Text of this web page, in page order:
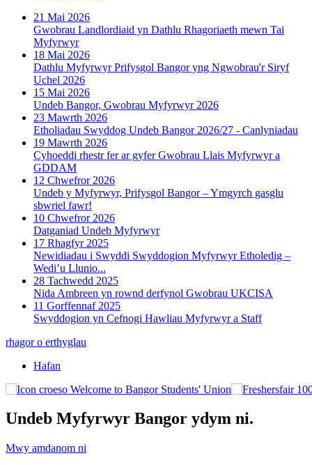
21 Mai 2026
Gwobrau Landlordiaid yn Dathlu Rhagoriaeth mewn Tai
Myfyrwyr
18 Mai 2026
Dathlu Myfyrwyr Prifysgol Bangor yng Ngwobrau'r Siryf
Uchel 2026
15 Mai 2026
Undeb Bangor, Gwobrau Myfyrwyr 2026
23 Mawrth 2026
Etholiadau Swyddog Undeb Bangor 2026/27 - Canlyniadau
19 Mawrth 2026
Cyhoeddi rhestr fer ar gyfer Gwobrau Llais Myfyrwyr a
GDDAM
12 Chwefror 2026
Undeb y Myfyrwyr, Prifysgol Bangor – Ymgyrch gasglu
sbwriel fawr!
10 Chwefror 2026
Datganiad Undeb Myfyrwyr
17 Rhagfyr 2025
Newidiadau i Swyddi Swyddogion Myfyrwyr Etholedig –
Wedi’u Llunio...
28 Tachwedd 2025
Nida Ambreen yn rownd derfynol Gwobrau UKCISA
11 Gorffennaf 2025
Swyddogion yn Cefnogi Hawliau Myfyrwyr a Staff
rhagor o erthyglau
Hafan
Welcome to Bangor Students' Union
Undeb Myfyrwyr Bangor ydym ni.
Mwy amdanom ni